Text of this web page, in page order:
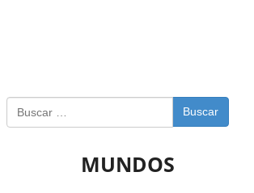
Buscar
MUNDOS